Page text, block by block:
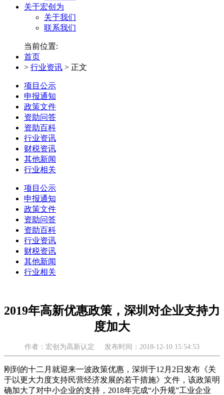
关于宏创为
关于我们
联系我们
当前位置:
首页
> 行业资讯 > 正文
项目公示
申报通知
政策文件
资助问答
资助百科
行业资讯
财税资讯
其他新闻
行业相关
项目公示
申报通知
政策文件
资助问答
资助百科
行业资讯
财税资讯
其他新闻
行业相关
2019年高新优惠政策，深圳对企业支持力
度加大
作者：宏创为高新认定 发布时间：2018-12-10 15:54:53
刚到的十二月就迎来一波政策优惠，深圳于12月2日发布《关
于以更大力度支持民营经济发展的若干措施》文件，该政策明
确加大了对中小企业的支持，2018年完成“小升规”工业企业